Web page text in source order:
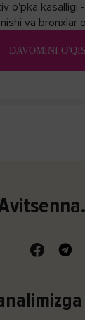
o'pka kasalligi
va bronxlar
DAVOMINI